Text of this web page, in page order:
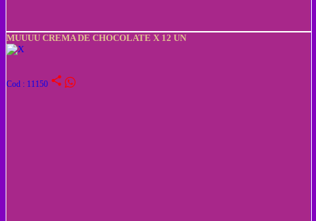
MUUUU CREMA DE CHOCOLATE X 12 UN
Cod : 11150 share